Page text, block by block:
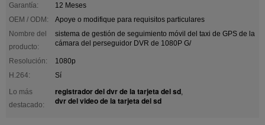
Garantía:
12 Meses
OEM / ODM:
Apoye o modifique para requisitos particulares
Nombre del
producto:
sistema de gestión de seguimiento móvil del taxi de GPS de la
cámara del perseguidor DVR de 1080P G/
Resolución:
1080p
H.264:
Sí
Lo más
destacado:
registrador del dvr de la tarjeta del sd,
dvr del video de la tarjeta del sd